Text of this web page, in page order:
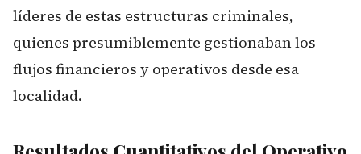
líderes de estas estructuras criminales,
quienes presumiblemente gestionaban los
flujos financieros y operativos desde esa
localidad.